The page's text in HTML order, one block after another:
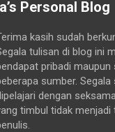
Personal Blog
kasih sudah
tulisan di blog ini
pribadi maupun
sumber.
dengan
timbul tidak menjadi